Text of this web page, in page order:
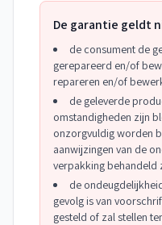
De garantie geldt
de consument de
gerepareerd en/of
repareren en/of
de geleverde
omstandigheden zijn
onzorgvuldig worden
aanwijzingen van de
verpakking behandeld
de
gevolg is van
gesteld of zal stellen